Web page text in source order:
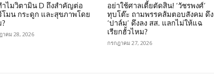
ไมวิตามิน D ถึงสำคัญต่อ
โมน กระดูก และสุขภาพโดย
าคม 28, 2026
อย่าใช้ศาลเตี้ยตัดสิน! ‘วัชรพงศ์’
ทุบโต๊ะ ถามพรรคส้มตอบสังคม ดึง
‘ปาล์ม’ ดึงลง สส. แลกไม่ให้แฉ
เรียกฮั้วไหม?
กรกฎาคม 27, 2026